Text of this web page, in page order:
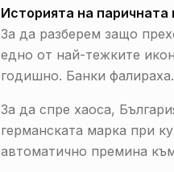
Историята на паричната
За да разберем защо
едно от най-тежките
годишно. Банки
За да спре хаоса,
германската марка при
автоматично премина